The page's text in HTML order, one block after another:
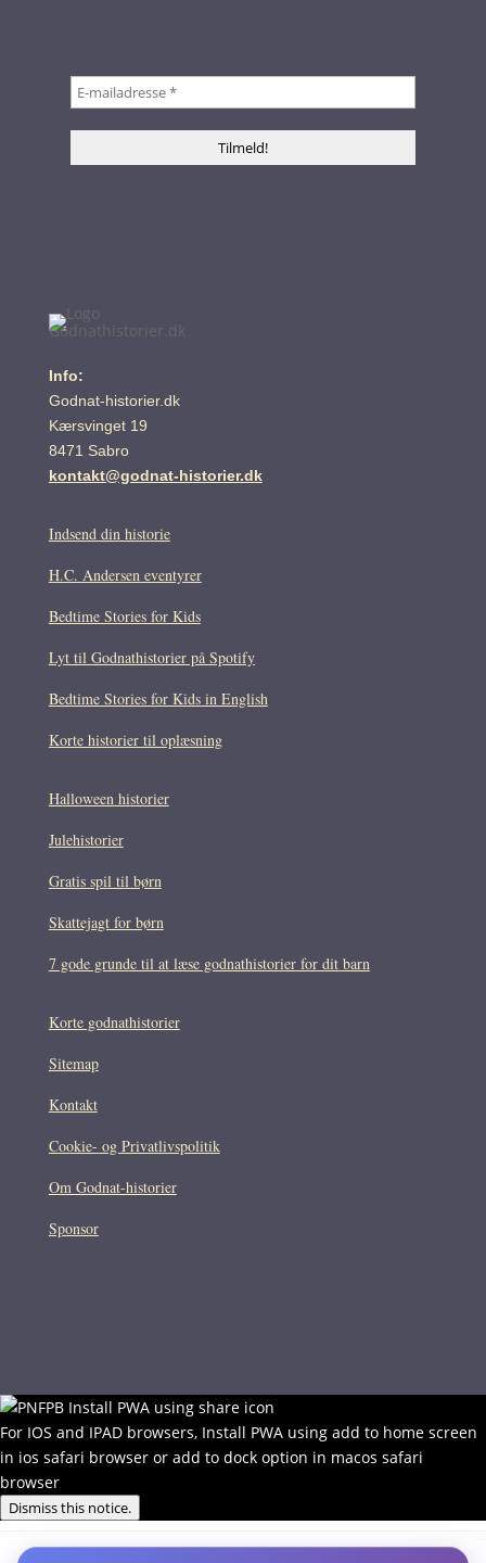
Info:
Godnat-historier.dk
Kærsvinget 19
8471 Sabro
kontakt@godnat-historier.dk
Indsend din historie
H.C. Andersen eventyrer
Bedtime Stories for Kids
Lyt til Godnathistorier på Spotify
Bedtime Stories for Kids in English
Korte historier til oplæsning
Halloween historier
Julehistorier
Gratis spil til børn
Skattejagt for børn
7 gode grunde til at læse godnathistorier for dit barn
Korte godnathistorier
Sitemap
Kontakt
Cookie- og Privatlivspolitik
Om Godnat-historier
Sponsor
For IOS and IPAD browsers, Install PWA using add to home screen
in ios safari browser or add to dock option in macos safari
browser
Dismiss this notice.